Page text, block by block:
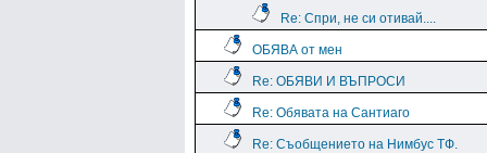
Re: Спри, не си отивай....
ОБЯВА от мен
Re: ОБЯВИ И ВЪПРОСИ
Re: Обявата на Сантиаго
Re: Съобщението на Нимбус ТФ.